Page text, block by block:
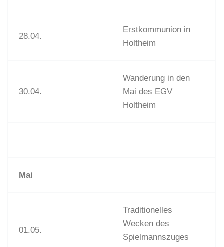
28.04.
Erstkommunion in
Holtheim
30.04.
Wanderung in den
Mai des EGV
Holtheim
Mai
01.05.
Traditionelles
Wecken des
Spielmannszuges